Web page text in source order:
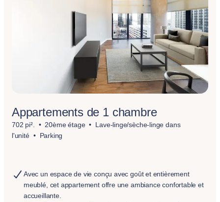
Appartements de 1 chambre
702 pi². 20ème étage
Lave-linge/sèche-linge dans
l'unité
Parking
Avec un espace de vie conçu avec goût et entièrement
meublé, cet appartement offre une ambiance confortable et
accueillante.